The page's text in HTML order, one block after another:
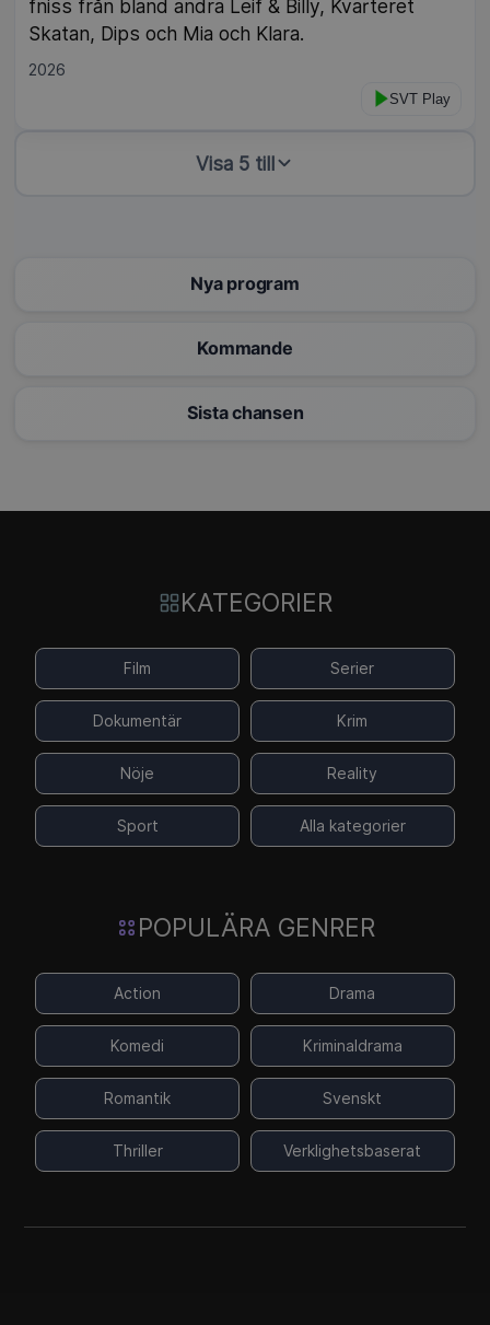
fniss från bland andra Leif & Billy, Kvarteret
Skatan, Dips och Mia och Klara.
2026
SVT Play
Visa 5 till
Nya program
Kommande
Sista chansen
KATEGORIER
Film Serier
Dokumentär Krim
Nöje Reality
Sport Alla kategorier
POPULÄRA GENRER
Action Drama
Komedi Kriminaldrama
Romantik Svenskt
Thriller Verklighetsbaserat